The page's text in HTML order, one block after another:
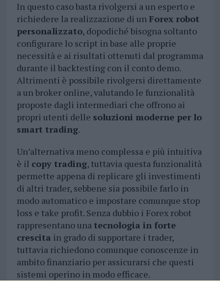
In questo caso basta rivolgersi a un esperto e
richiedere la realizzazione di un Forex robot
personalizzato, dopodiché bisogna soltanto
configurare lo script in base alle proprie
necessità e ai risultati ottenuti dal programma
durante il backtesting con il conto demo.
Altrimenti è possibile rivolgersi direttamente
a un broker online, valutando le funzionalità
proposte dagli intermediari che offrono ai
propri utenti delle soluzioni moderne per lo
smart trading.
Un’alternativa meno complessa e più intuitiva
è il copy trading, tuttavia questa funzionalità
permette appena di replicare gli investimenti
di altri trader, sebbene sia possibile farlo in
modo automatico e impostare comunque stop
loss e take profit. Senza dubbio i Forex robot
rappresentano una tecnologia in forte
crescita in grado di supportare i trader,
tuttavia richiedono comunque conoscenze in
ambito finanziario per assicurarsi che questi
sistemi operino in modo efficace.